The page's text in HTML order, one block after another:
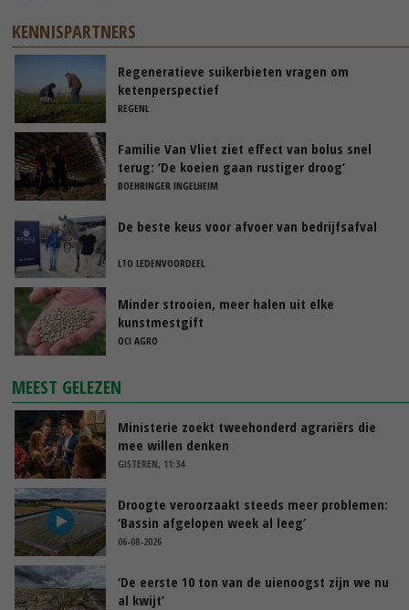
KENNISPARTNERS
Regeneratieve suikerbieten vragen om
ketenperspectief
REGENL
Familie Van Vliet ziet effect van bolus snel
terug: ‘De koeien gaan rustiger droog’
BOEHRINGER INGELHEIM
De beste keus voor afvoer van bedrijfsafval
LTO LEDENVOORDEEL
Minder strooien, meer halen uit elke
kunstmestgift
OCI AGRO
MEEST GELEZEN
Ministerie zoekt tweehonderd agrariërs die
mee willen denken
GISTEREN, 11:34
Droogte veroorzaakt steeds meer problemen:
‘Bassin afgelopen week al leeg’
06-08-2026
‘De eerste 10 ton van de uienoogst zijn we nu
al kwijt’